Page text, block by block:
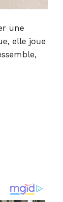
une
elle joue